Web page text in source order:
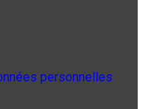
personnelles